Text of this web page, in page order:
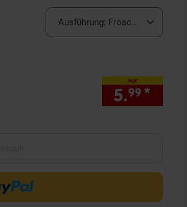
Ausführung: Frosch (derzeit
nur
5.99 *